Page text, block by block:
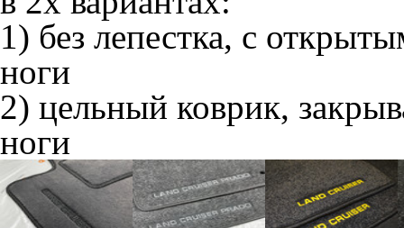
1) без лепестка, с
ноги
2) цельный коврик,
ноги